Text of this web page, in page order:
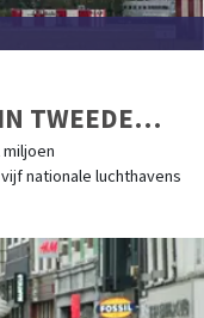
TWEEDE
nationale luchthavens